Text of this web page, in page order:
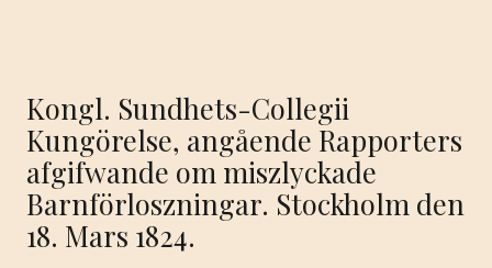
Kongl. Sundhets-Collegii
Kungörelse, angående Rapporters
afgifwande om miszlyckade
Barnförloszningar. Stockholm den
18. Mars 1824.